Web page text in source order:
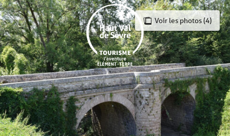
Aller
au
contenu
principal
Voir les photos (4)